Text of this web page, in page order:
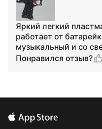
Яркий легкий
работает от
музыкальный и со
Понравился отзыв?